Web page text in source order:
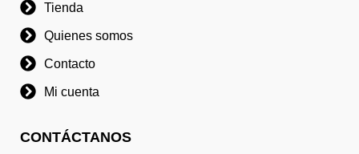
Tienda
Quienes somos
Contacto
Mi cuenta
CONTÁCTANOS